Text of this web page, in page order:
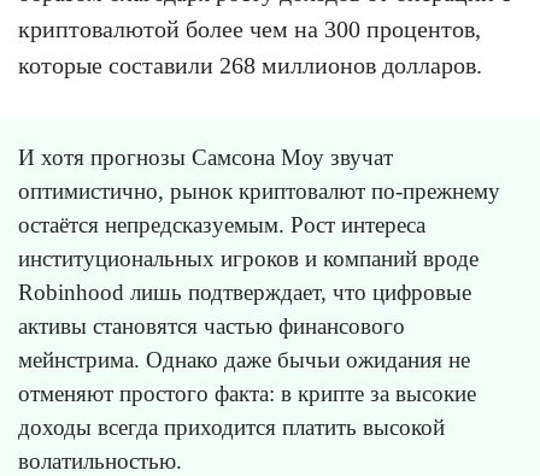
криптовалютой более чем на 300 процентов,
которые составили 268 миллионов долларов.
И хотя прогнозы Самсона Моу звучат
оптимистично, рынок криптовалют по-прежнему
остаётся непредсказуемым. Рост интереса
институциональных игроков и компаний вроде
Robinhood лишь подтверждает, что цифровые
активы становятся частью финансового
мейнстрима. Однако даже бычьи ожидания не
отменяют простого факта: в крипте за высокие
доходы всегда приходится платить высокой
волатильностью.